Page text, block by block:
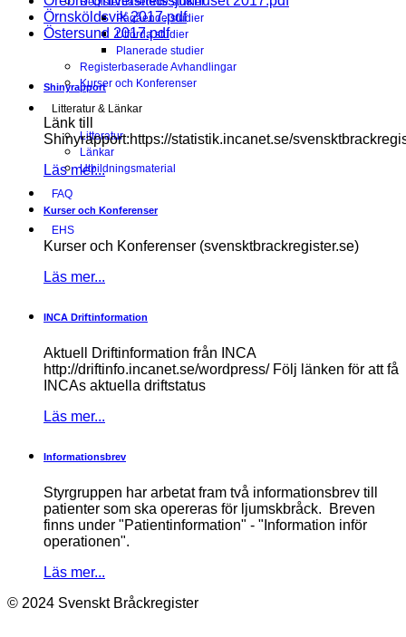
Pågående studier
Utförda studier
Planerade studier
Registerbaserade Avhandlingar
Kurser och Konferenser
Litteratur & Länkar
Litteratur
Länkar
Utbildningsmaterial
FAQ
EHS
Örnsköldsvik 2017.pdf
Östersund 2017.pdf
Shinyrapport
Länk till
Shinyrapport:https://statistik.incanet.se/
Läs mer...
Kurser och Konferenser
Kurser och Konferenser (svensktbrackregister.se)
Läs mer...
INCA Driftinformation
Aktuell Driftinformation från INCA
http://driftinfo.incanet.se/wordpress/ Följ länken för att få
INCAs aktuella driftstatus
Läs mer...
Informationsbrev
Styrgruppen har arbetat fram två informationsbrev till
patienter som ska opereras för ljumskbråck. Breven
finns under "Patientinformation" - "Information inför
operationen".
Läs mer...
© 2024 Svenskt Bråckregister